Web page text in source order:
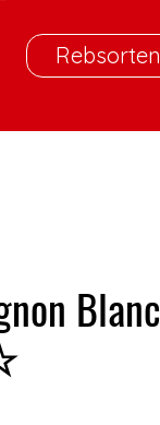
Rebsorten
Blanc